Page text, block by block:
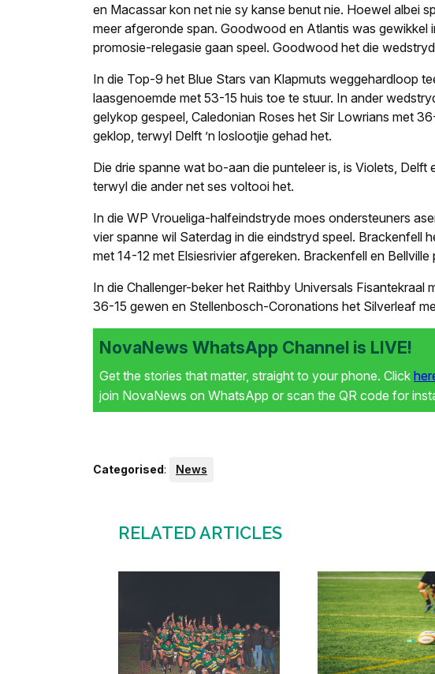
en Macassar kon net nie sy kanse benut nie. Hoewel albei
meer afgeron­de span. Goodwood en Atlantis was gewikkel
promosie-relegasie gaan speel. Goodwood het die
In die Top-9 het Blue Stars van Klapmuts weggehardloop
laasgenoemde met 53-15 huis toe te stuur. In ander
gelykop gespeel, Caledonian Roses het Sir Lowrians met
geklop, ter­wyl Delft ’n loslootjie gehad het.
Die drie spanne wat bo-aan die punteleer is, is Violets,
terwyl die ander net ses voltooi het.
In die WP Vroueliga-halfeindstryde moes ondersteu­ners
vier spanne wil Saterdag in die eindstryd speel. Brackenfell
met 14-12 met Elsiesrivier afgereken. Brackenfell en Bellville
In die Challenger-beker het Raithby Universals
36-15 gewen en Stellenbosch-Corona­tions het Silverleaf
NovaNews WhatsApp Channel is LIVE!
Get the stories that matter, straight to your phone. Click
join NovaNews on WhatsApp or scan the QR code for
Categorised: News
RELATED ARTICLES